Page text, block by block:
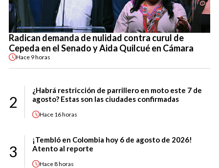
Radican demanda de nulidad contra curul de
Cepeda en el Senado y Aida Quilcué en Cámara
Hace 9 horas
2
¿Habrá restricción de parrillero en moto este 7 de
agosto? Estas son las ciudades confirmadas
Hace 16 horas
3
¡Tembló en Colombia hoy 6 de agosto de 2026!
Atento al reporte
Hace8 horas